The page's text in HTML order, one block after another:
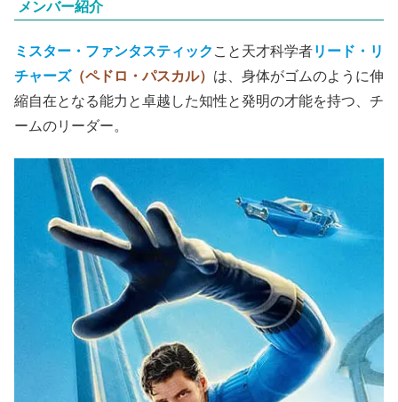
メンバー紹介
ミスター・ファンタスティック こと天才科学者リード・リ
チャーズ（ペドロ・パスカル） は、身体がゴムのように伸
縮自在となる能力と卓越した知性と発明の才能を持つ、チ
ームのリーダー。